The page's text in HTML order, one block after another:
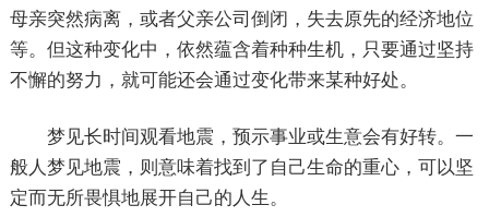
母亲突然病离，或者父亲公司倒闭，失去原先的经济地位
等。但这种变化中，依然蕴含着种种生机，只要通过坚持
不懈的努力，就可能还会通过变化带来某种好处。
梦见长时间观看地震，预示事业或生意会有好转。一
般人梦见地震，则意味着找到了自己生命的重心，可以坚
定而无所畏惧地展开自己的人生。